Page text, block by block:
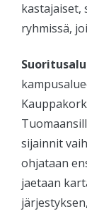
kastajaiset,
ryhmissä,
sijainnit
ohjataan
jaetaan